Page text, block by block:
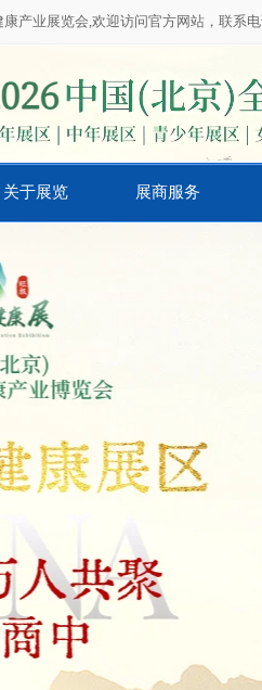
产业展览会,欢迎访问官方网站，联系
关于展览 展商服务